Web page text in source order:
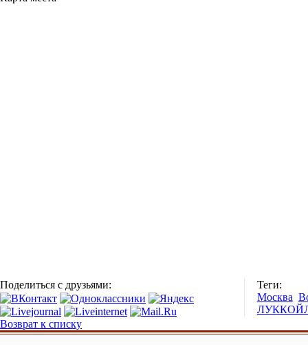
Поделиться с друзьями:
Теги:
Москва
Возврат к списку